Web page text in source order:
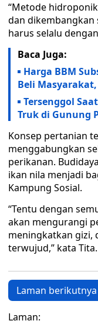
“Metode
dan dikembangkan
harus selalu
Baca Juga:
Harga BBM
Beli
Tersenggol
Truk di Gunung
Konsep pertanian
menggabungkan
perikanan.
ikan nila menjadi
Kampung Sosial.
“Tentu dengan
akan mengurangi
meningkatkan gizi,
terwujud,” kata Tita.
Laman berikutnya
Laman: